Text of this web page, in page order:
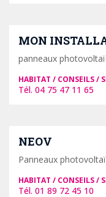
MON
panneaux
HABITAT / CONSEILS /
04 75 47 11 65
NEOV
Panneaux
HABITAT / CONSEILS /
01 89 72 45 10